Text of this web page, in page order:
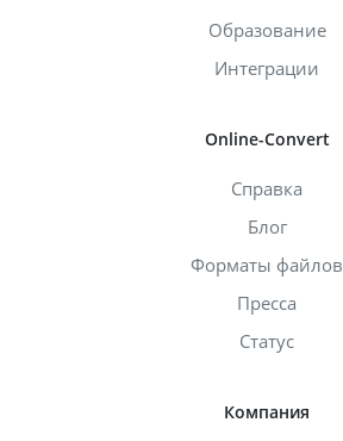
Образование
Интеграции
Online-Convert
Справка
Блог
Форматы файлов
Пресса
Статус
Компания